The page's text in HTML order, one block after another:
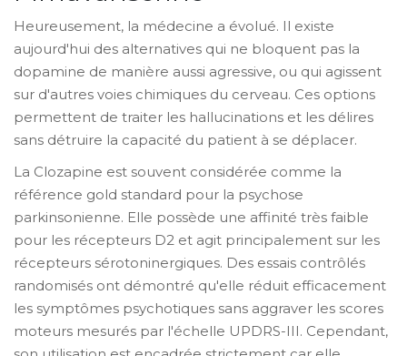
Heureusement, la médecine a évolué. Il existe
aujourd'hui des alternatives qui ne bloquent pas la
dopamine de manière aussi agressive, ou qui agissent
sur d'autres voies chimiques du cerveau. Ces options
permettent de traiter les hallucinations et les délires
sans détruire la capacité du patient à se déplacer.
La Clozapine est souvent considérée comme la
référence gold standard pour la psychose
parkinsonienne. Elle possède une affinité très faible
pour les récepteurs D2 et agit principalement sur les
récepteurs sérotoninergiques. Des essais contrôlés
randomisés ont démontré qu'elle réduit efficacement
les symptômes psychotiques sans aggraver les scores
moteurs mesurés par l'échelle UPDRS-III. Cependant,